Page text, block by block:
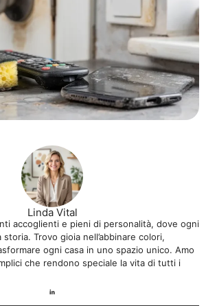
Linda Vital
accoglienti e pieni di personalità, dove ogni
Trovo gioia nell’abbinare colori,
ogni casa in uno spazio unico. Amo
che rendono speciale la vita di tutti i